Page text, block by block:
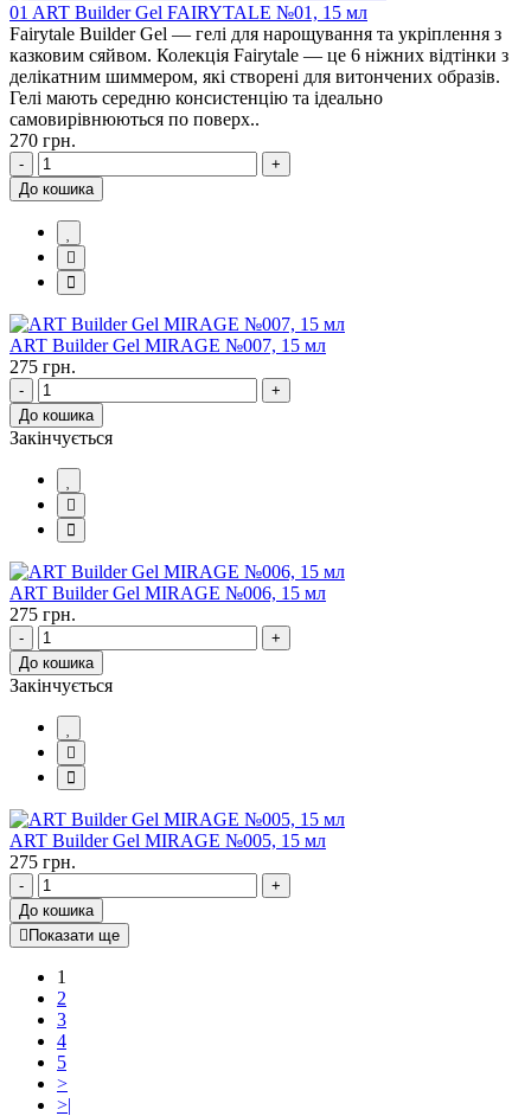
01 ART Builder Gel FAIRYTALE №01, 15 мл
Fairytale Builder Gel — гелі для нарощування та укріплення з
казковим сяйвом. Колекція Fairytale — це 6 ніжних відтінки з
делікатним шиммером, які створені для витончених образів.
Гелі мають середню консистенцію та ідеально
самовирівнюються по поверх..
270 грн.
-
+
До кошика
ART Builder Gel MIRAGE №007, 15 мл
275 грн.
-
+
До кошика
Закінчується
ART Builder Gel MIRAGE №006, 15 мл
275 грн.
-
+
До кошика
Закінчується
ART Builder Gel MIRAGE №005, 15 мл
275 грн.
-
+
До кошика
Показати ще
1
2
3
4
5
>
>|